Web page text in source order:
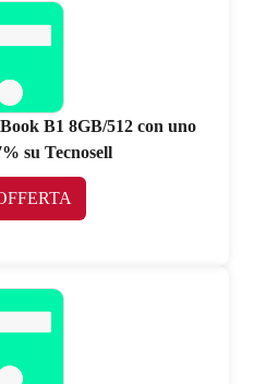
B1 8GB/512 con uno
su Tecnosell